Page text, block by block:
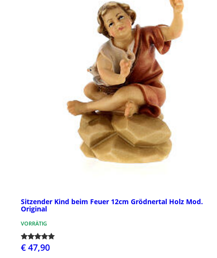
Sitzender Kind beim Feuer 12cm Grödnertal Holz Mod.
Original
VORRÄTIG
€ 47,90